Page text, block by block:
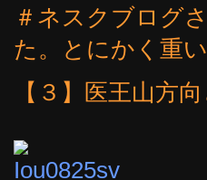
＃ネスクブログ
た。とにかく重い
【３】医王山方向